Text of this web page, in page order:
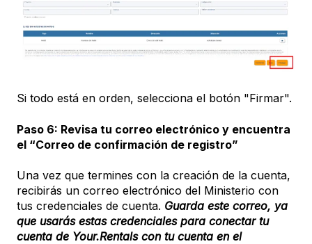
Si todo está en orden, selecciona el botón "Firmar".
Paso 6: Revisa tu correo electrónico y encuentra
el “Correo de confirmación de registro”
Una vez que termines con la creación de la cuenta,
recibirás un correo electrónico del Ministerio con
tus credenciales de cuenta. Guarda este correo, ya
que usarás estas credenciales para conectar tu
cuenta de Your.Rentals con tu cuenta en el